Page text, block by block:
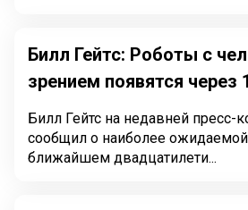
Билл Гейтс: Роботы с
зрением появятся через
Билл Гейтс на недавней пресс-
сообщил о наиболее ожидаемой
ближайшем двадцатилети...